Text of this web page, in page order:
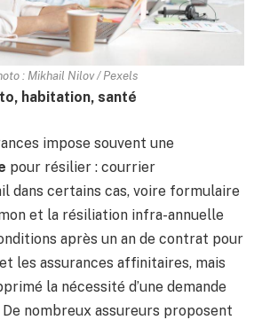
: Mikhail Nilov / Pexels
habitation, santé
impose souvent une
pour résilier : courrier
dans certains cas, voire formulaire
et la résiliation infra-annuelle
après un an de contrat pour
et les assurances affinitaires, mais
la nécessité d’une demande
nombreux assureurs proposent